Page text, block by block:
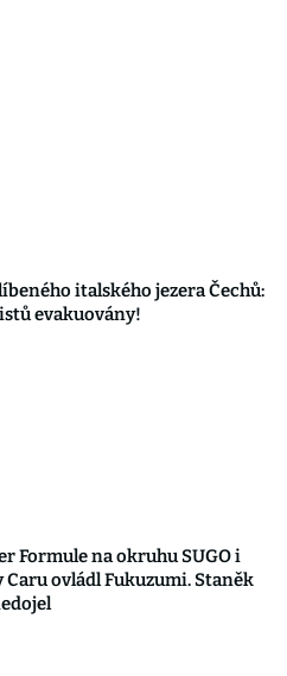
italského jezera Čechů:
evakuovány!
Formule na okruhu SUGO i
Caru ovládl Fukuzumi. Staněk